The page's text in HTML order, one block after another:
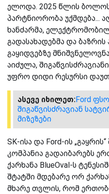
ელოდა. 2025 წლის
პარტნიორობა უქმდება...
ხანძარმა,
გადასახადებმა და
გაყიდვებზე
აიძულა,
უფრო დიდი რესურსი
ასევე იხილეთ:Ford
შიგაწვისძრავიან
მიზეზები
SK-ისა და Ford-ის
კომპანია გადაიბარებს
ქარხანა BlueOval-ს
შტატში მდებარე ორ
მხარე თვლის, რომ